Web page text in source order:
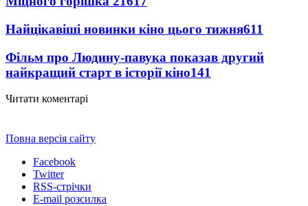
Найцікавіші новинки кіно цього тижня611
Фільм про Людину-павука показав другий
найкращий старт в історії кіно141
Читати коментарі
Повна версія сайту
Facebook
Twitter
RSS-стрічки
E-mail розсилка